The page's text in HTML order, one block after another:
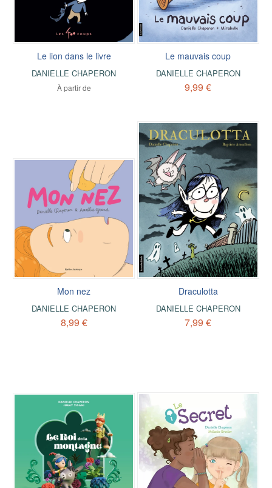
Le lion dans le livre
DANIELLE CHAPERON
À partir de
Le mauvais coup
DANIELLE CHAPERON
9,99 €
Mon nez
DANIELLE CHAPERON
8,99 €
Draculotta
DANIELLE CHAPERON
7,99 €